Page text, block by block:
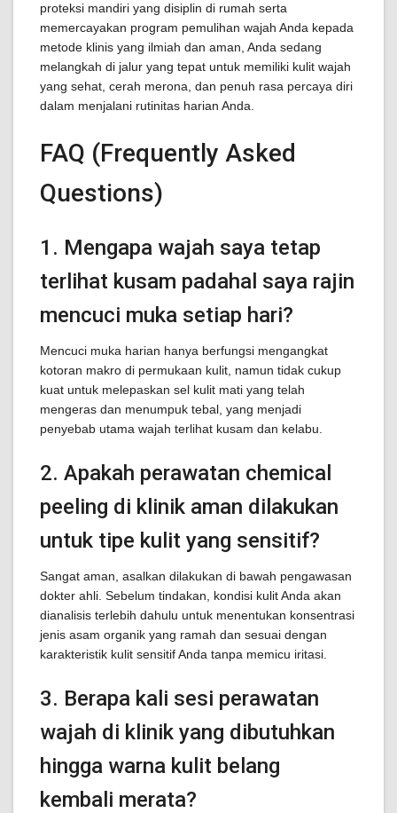
proteksi mandiri yang disiplin di rumah serta
memercayakan program pemulihan wajah Anda kepada
metode klinis yang ilmiah dan aman, Anda sedang
melangkah di jalur yang tepat untuk memiliki kulit wajah
yang sehat, cerah merona, dan penuh rasa percaya diri
dalam menjalani rutinitas harian Anda.
FAQ (Frequently Asked
Questions)
1. Mengapa wajah saya tetap
terlihat kusam padahal saya rajin
mencuci muka setiap hari?
Mencuci muka harian hanya berfungsi mengangkat
kotoran makro di permukaan kulit, namun tidak cukup
kuat untuk melepaskan sel kulit mati yang telah
mengeras dan menumpuk tebal, yang menjadi
penyebab utama wajah terlihat kusam dan kelabu.
2. Apakah perawatan chemical
peeling di klinik aman dilakukan
untuk tipe kulit yang sensitif?
Sangat aman, asalkan dilakukan di bawah pengawasan
dokter ahli. Sebelum tindakan, kondisi kulit Anda akan
dianalisis terlebih dahulu untuk menentukan konsentrasi
jenis asam organik yang ramah dan sesuai dengan
karakteristik kulit sensitif Anda tanpa memicu iritasi.
3. Berapa kali sesi perawatan
wajah di klinik yang dibutuhkan
hingga warna kulit belang
kembali merata?